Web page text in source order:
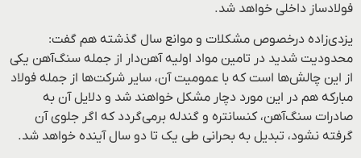
فولادساز داخلی خواهد شد.
یزدی‌زاده درخصوص مشکلات و موانع سال گذشته هم گفت:
محدودیت شدید در تامین مواد اولیه آهن‌دار از جمله سنگ‌آهن یکی
از این چالش‌ها است که با عمومیت آن، سایر شرکت‌ها از جمله فولاد
مبارکه هم در این مورد دچار مشکل خواهند شد و دلایل آن به
صادرات سنگ‌آهن، کنسانتره و گندله برمی‌گردد که اگر جلوی آن
گرفته نشود، تبدیل به بحرانی طی یک تا دو سال آینده خواهد شد.